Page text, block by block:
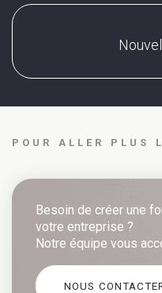
POUR ALLER PLUS
Besoin de créer une
votre entreprise ?
Notre équipe vous
NOUS